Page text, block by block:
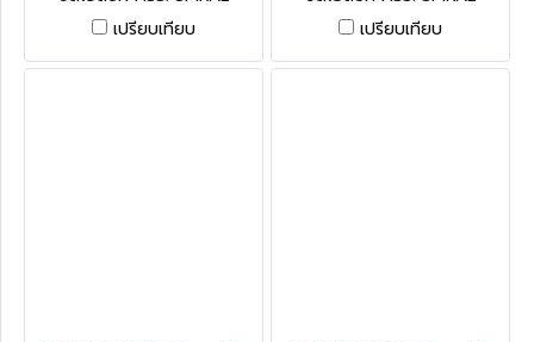
FLUTE ต๊าปรูตัน
เปรียบเทียบ
FLUTE ต๊าปรูตัน
เปรียบเทียบ